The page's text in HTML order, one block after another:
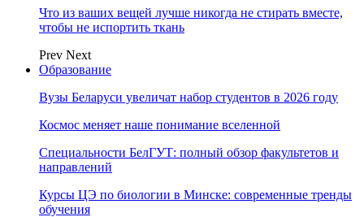
Что из ваших вещей лучше никогда не стирать вместе,
чтобы не испортить ткань
Prev Next
Образование
Вузы Беларуси увеличат набор студентов в 2026 году
Космос меняет наше понимание вселенной
Специальности БелГУТ: полный обзор факультетов и
направлений
Курсы ЦЭ по биологии в Минске: современные тренды
обучения